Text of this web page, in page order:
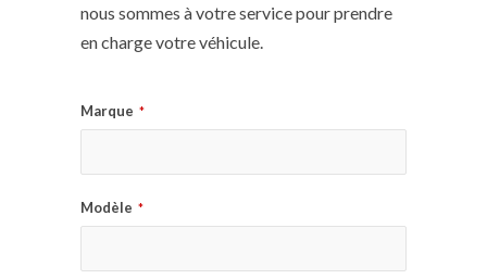
nous sommes à votre service pour prendre
en charge votre véhicule.
Marque *
Modèle *